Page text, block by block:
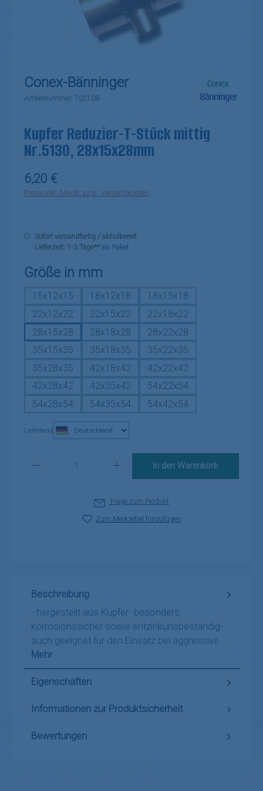
Conex-Bänninger
Artikelnummer: 702108
Kupfer Reduzier-T-Stück mittig
Nr.5130, 28x15x28mm
Regulärer Preis:
6,20 €
Preise inkl. MwSt. zzgl. Versandkosten
Sofort versandfertig / abholbereit
Lieferzeit: 1-3 Tage** als Paket
Größe in mm
15x12x15 18x12x18
18x15x18
22x12x22
22x15x22
22x18x22
28x15x28
28x18x28
28x22x28
35x15x35
35x18x35
35x22x35
35x28x35
42x18x42
42x22x42
42x28x42
42x35x42
54x22x54
54x28x54
54x35x54 54x42x54
Lieferland
In den Warenkorb
Frage zum Produkt
Zum Merkzettel hinzufügen
Beschreibung
- hergestellt aus Kupfer- besonders
korrosionssicher sowie entzinkunsbeständig-
auch geeignet für den Einsatz bei aggressive…
Mehr
Eigenschaften
Informationen zur Produktsicherheit
Bewertungen